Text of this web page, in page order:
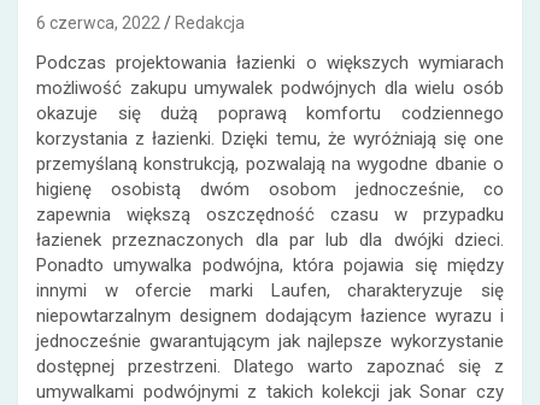
6 czerwca, 2022 Redakcja
Podczas projektowania łazienki o większych wymiarach
możliwość zakupu umywalek podwójnych dla wielu osób
okazuje się dużą poprawą komfortu codziennego
korzystania z łazienki. Dzięki temu, że wyróżniają się one
przemyślaną konstrukcją, pozwalają na wygodne dbanie o
higienę osobistą dwóm osobom jednocześnie, co
zapewnia większą oszczędność czasu w przypadku
łazienek przeznaczonych dla par lub dla dwójki dzieci.
Ponadto umywalka podwójna, która pojawia się między
innymi w ofercie marki Laufen, charakteryzuje się
niepowtarzalnym designem dodającym łazience wyrazu i
jednocześnie gwarantującym jak najlepsze wykorzystanie
dostępnej przestrzeni. Dlatego warto zapoznać się z
umywalkami podwójnymi z takich kolekcji jak Sonar czy